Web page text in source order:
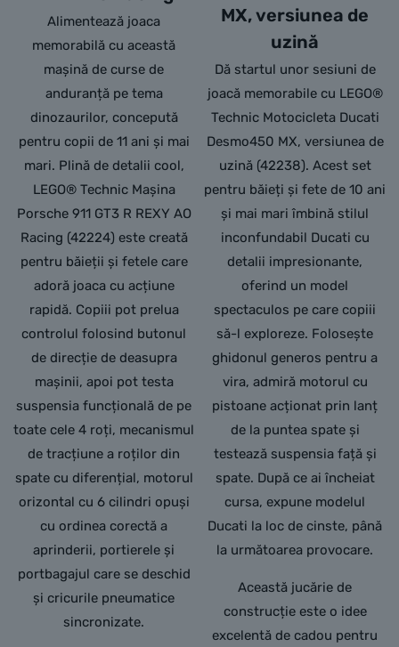
Alimentează joaca
memorabilă cu această
mașină de curse de
anduranță pe tema
dinozaurilor, concepută
pentru copii de 11 ani și mai
mari. Plină de detalii cool,
LEGO® Technic Mașina
Porsche 911 GT3 R REXY AO
Racing (42224) este creată
pentru băieții și fetele care
adoră joaca cu acțiune
rapidă. Copiii pot prelua
controlul folosind butonul
de direcție de deasupra
mașinii, apoi pot testa
suspensia funcțională de pe
toate cele 4 roți, mecanismul
de tracțiune a roților din
spate cu diferențial, motorul
orizontal cu 6 cilindri opuși
cu ordinea corectă a
aprinderii, portierele și
portbagajul care se deschid
și cricurile pneumatice
sincronizate.
MX, versiunea de
uzină
Dă startul unor sesiuni de
joacă memorabile cu LEGO®
Technic Motocicleta Ducati
Desmo450 MX, versiunea de
uzină (42238). Acest set
pentru băieți și fete de 10 ani
și mai mari îmbină stilul
inconfundabil Ducati cu
detalii impresionante,
oferind un model
spectaculos pe care copiii
să-l exploreze. Folosește
ghidonul generos pentru a
vira, admiră motorul cu
pistoane acționat prin lanț
de la puntea spate și
testează suspensia față și
spate. După ce ai încheiat
cursa, expune modelul
Ducati la loc de cinste, până
la următoarea provocare.
Această jucărie de
construcție este o idee
excelentă de cadou pentru